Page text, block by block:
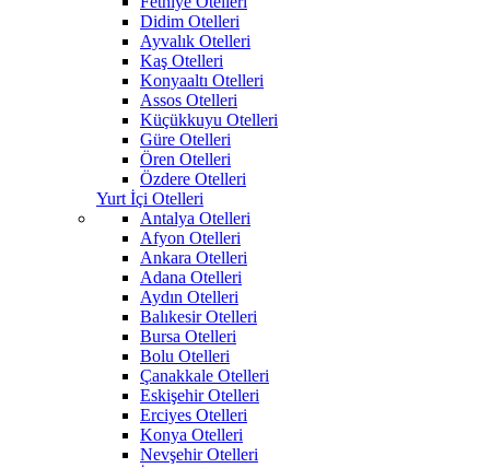
Didim Otelleri
Ayvalık Otelleri
Kaş Otelleri
Konyaaltı Otelleri
Assos Otelleri
Küçükkuyu Otelleri
Güre Otelleri
Ören Otelleri
Özdere Otelleri
Yurt İçi Otelleri
Antalya Otelleri
Afyon Otelleri
Ankara Otelleri
Adana Otelleri
Aydın Otelleri
Balıkesir Otelleri
Bursa Otelleri
Bolu Otelleri
Çanakkale Otelleri
Eskişehir Otelleri
Erciyes Otelleri
Konya Otelleri
Nevşehir Otelleri